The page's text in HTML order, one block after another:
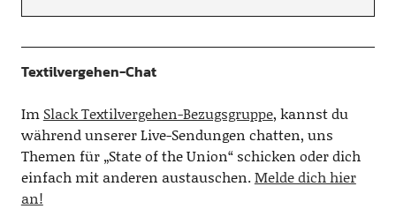
Textilvergehen-Chat
Im Slack Textilvergehen-Bezugsgruppe, kannst du
während unserer Live-Sendungen chatten, uns
Themen für „State of the Union“ schicken oder dich
einfach mit anderen austauschen.Melde dich hier
an!